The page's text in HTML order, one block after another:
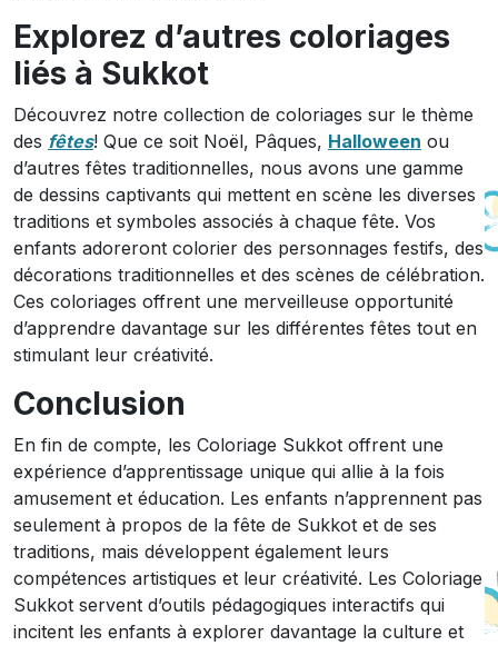
Explorez d’autres coloriages
liés à Sukkot
Découvrez notre collection de coloriages sur le thème
des fêtes! Que ce soit Noël, Pâques, Halloween ou
d’autres fêtes traditionnelles, nous avons une gamme
de dessins captivants qui mettent en scène les diverses
traditions et symboles associés à chaque fête. Vos
enfants adoreront colorier des personnages festifs, des
décorations traditionnelles et des scènes de célébration.
Ces coloriages offrent une merveilleuse opportunité
d’apprendre davantage sur les différentes fêtes tout en
stimulant leur créativité.
Conclusion
En fin de compte, les Coloriage Sukkot offrent une
expérience d’apprentissage unique qui allie à la fois
amusement et éducation. Les enfants n’apprennent pas
seulement à propos de la fête de Sukkot et de ses
traditions, mais développent également leurs
compétences artistiques et leur créativité. Les Coloriage
Sukkot servent d’outils pédagogiques interactifs qui
incitent les enfants à explorer davantage la culture et